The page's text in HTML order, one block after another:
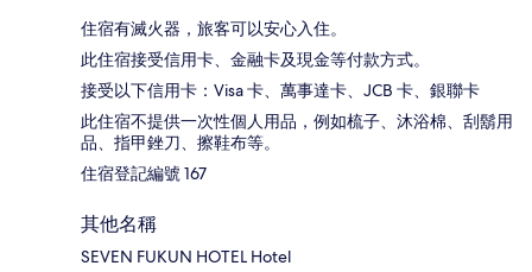
住宿有滅火器，旅客可以安心入住。
此住宿接受信用卡、金融卡及現金等付款方式。
接受以下信用卡：Visa 卡、萬事達卡、JCB 卡、銀聯卡
此住宿不提供一次性個人用品，例如梳子、沐浴棉、刮鬍用
品、指甲銼刀、擦鞋布等。
住宿登記編號 167
其他名稱
SEVEN FUKUN HOTEL Hotel